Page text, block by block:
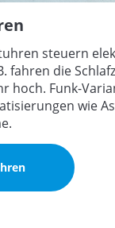
steuern
fahren die
hoch. Funk-
wie